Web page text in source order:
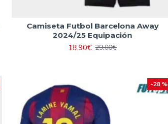
Camiseta Futbol Barcelona Away
2024/25 Equipación
18.90€ 29.00€
-28 %